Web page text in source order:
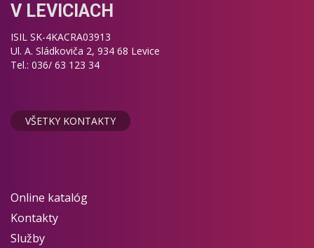
V LEVICIACH
ISIL SK-4KACRA03913
Ul. A. Sládkoviča 2, 934 68 Levice
Tel.: 036/ 63 123 34
VŠETKY KONTAKTY
Online katalóg
Kontakty
Služby